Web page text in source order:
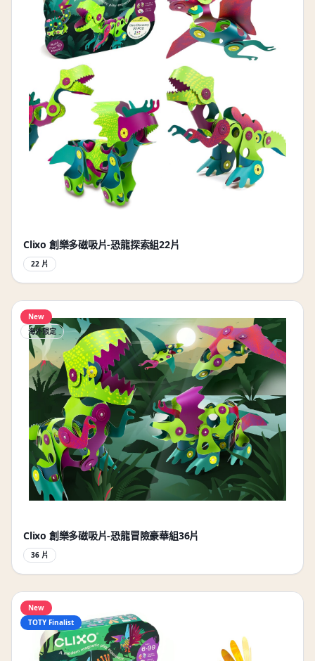
Clixo 創樂多磁吸片-恐龍探索組22片
22 片
New
海外限定
Clixo 創樂多磁吸片-恐龍冒險豪華組36片
36 片
New
TOTY Finalist